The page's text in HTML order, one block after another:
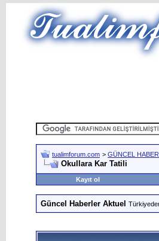
tualimforum.com > GÜNCEL
Okullara Kar Tatili
Kayıt ol
Güncel Haberler Aktuel